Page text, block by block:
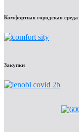
Комфортная городская среда
Закупки